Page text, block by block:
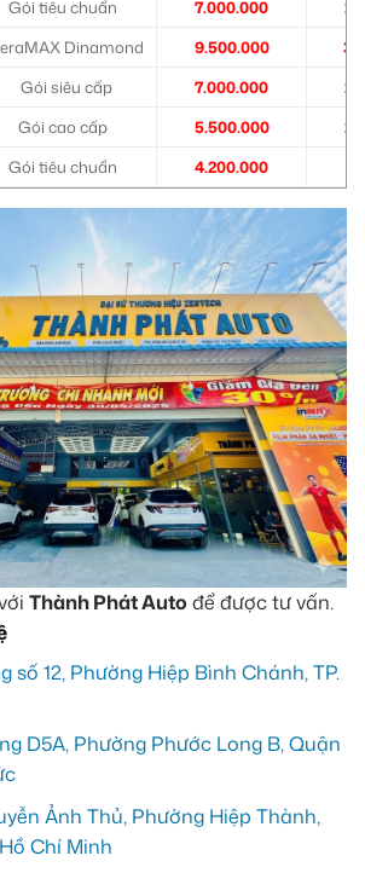
Gói tiêu chuẩn
7.000.000
Dinamond 9.500.000
Gói siêu cấp 7.000.000
Gói cao cấp
5.500.000
Gói tiêu chuẩn
4.200.000
Thành Phát Auto để được tư vấn.
số 12, Phường Hiệp Bình Chánh, TP.
D5A, Phường Phước Long B, Quận
Ảnh Thủ, Phường Hiệp Thành,
Chí Minh